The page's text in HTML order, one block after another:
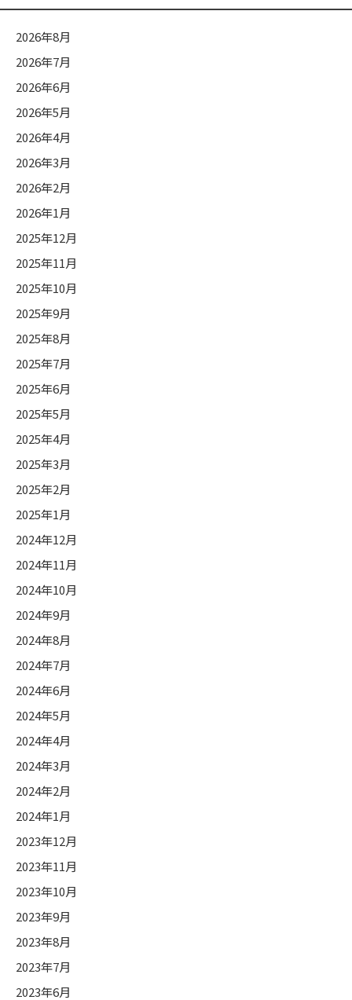
2026年8月
2026年7月
2026年6月
2026年5月
2026年4月
2026年3月
2026年2月
2026年1月
2025年12月
2025年11月
2025年10月
2025年9月
2025年8月
2025年7月
2025年6月
2025年5月
2025年4月
2025年3月
2025年2月
2025年1月
2024年12月
2024年11月
2024年10月
2024年9月
2024年8月
2024年7月
2024年6月
2024年5月
2024年4月
2024年3月
2024年2月
2024年1月
2023年12月
2023年11月
2023年10月
2023年9月
2023年8月
2023年7月
2023年6月